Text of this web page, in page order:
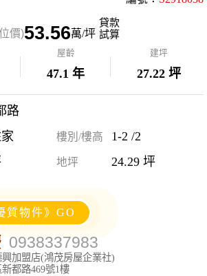
價)53.56萬/坪
貸款
試算
屋齡
47.1 年
建坪
27.22 坪
路
樓別/樓高 1-2 /2
地坪 24.29 坪
質物件》GO
0938337983
加盟店(鴻茂房屋企業社)
都路469號1樓